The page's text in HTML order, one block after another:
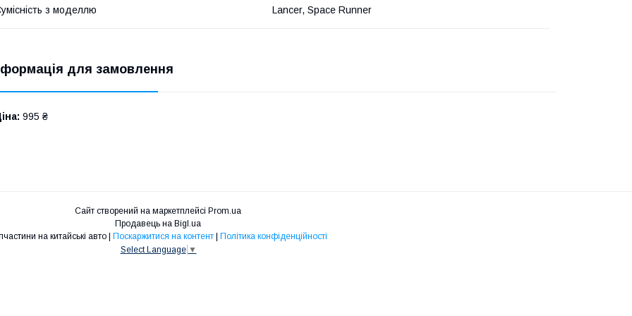
з моделлю Lancer, Space Runner
для замовлення
995 ₴
Сайт створений на маркетплейсі Prom.ua
Продавець на Bigl.ua
Запчастини на китайські авто | Поскаржитися на контент | Політика конфіденційності
Select Language ▼